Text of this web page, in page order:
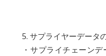
5. サプライヤーデータ
・サプライチェーン